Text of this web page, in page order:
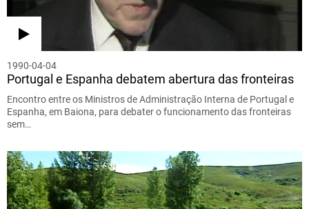
1990-04-04
Portugal e Espanha debatem abertura das fronteiras
Encontro entre os Ministros de Administração Interna de Portugal e
Espanha, em Baiona, para debater o funcionamento das fronteiras
sem…